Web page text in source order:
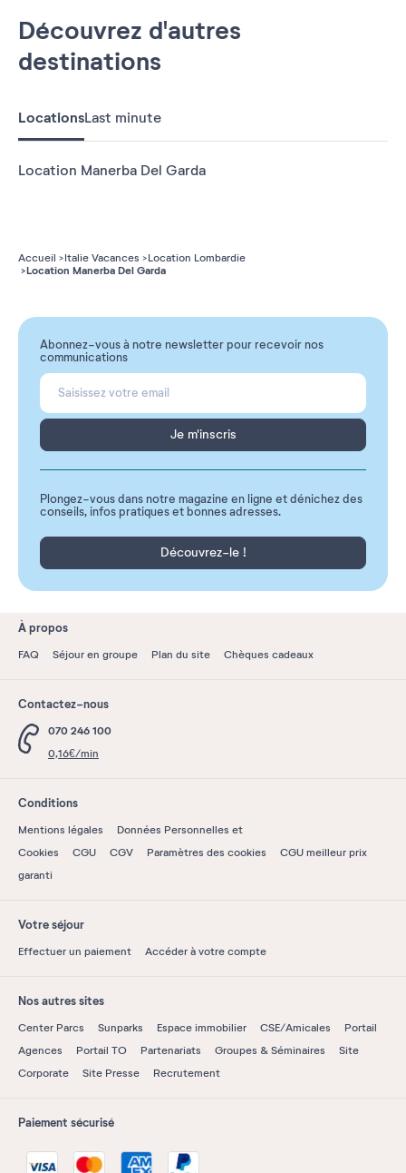
Découvrez d'autres
destinations
LocationsLast minute
Location Manerba Del Garda
Accueil Italie Vacances Location Lombardie
Location Manerba Del Garda
Abonnez-vous à notre newsletter pour recevoir nos
communications
Je m'inscris
Plongez-vous dans notre magazine en ligne et dénichez des
conseils, infos pratiques et bonnes adresses.
Découvrez-le !
À propos
FAQ Séjour en groupe Plan du site Chèques cadeaux
Contactez-nous
070 246 100
0,16€/min
Conditions
Mentions légales
Données Personnelles et
Cookies
CGU CGV Paramètres des cookies
CGU meilleur prix
garanti
Votre séjour
Effectuer un paiement Accéder à votre compte
Nos autres sites
Center Parcs Sunparks Espace immobilier CSE/Amicales
Portail
Agences
Portail TO Partenariats Groupes & Séminaires
Site
Corporate
Site Presse Recrutement
Paiement sécurisé